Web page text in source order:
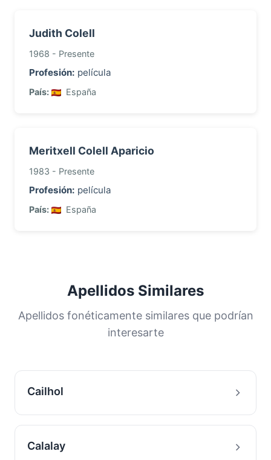
Judith Colell
1968 - Presente
Profesión: película
País: España
Meritxell Colell Aparicio
1983 - Presente
Profesión: película
País: España
Apellidos Similares
Apellidos fonéticamente similares que podrían
interesarte
Cailhol
Calalay